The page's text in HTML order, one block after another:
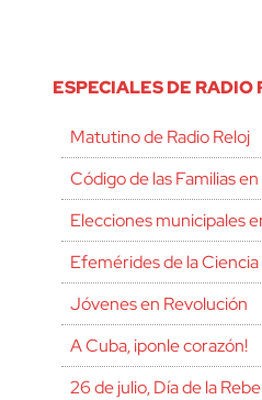
ESPECIALES DE RADIO
Matutino de Radio Reloj
Código de las Familias
Elecciones municipales
Efemérides de la Ciencia
Jóvenes en Revolución
A Cuba, ¡ponle corazón!
26 de julio, Día de la